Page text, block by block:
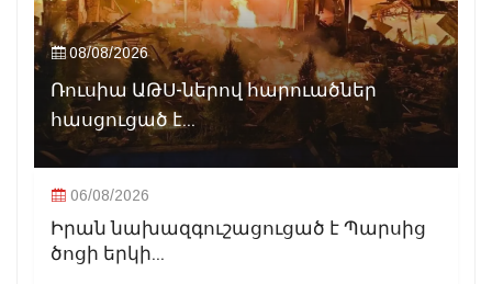
08/08/2026
Ռուսիա ԱԹՍ-ներով հարուածներ
հասցուցած է...
06/08/2026
Իրան նախազգուշացուցած է Պարսից
ծոցի երկի...